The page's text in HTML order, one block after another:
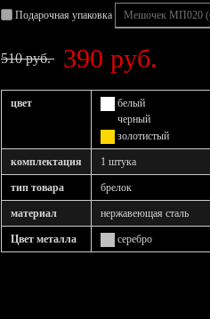
Подарочная упаковка
510 руб. 390 руб.
цвет
белый
черный
золотистый
комплектация 1 штука
тип товара брелок
материал нержавеющая сталь
Цвет металла серебро